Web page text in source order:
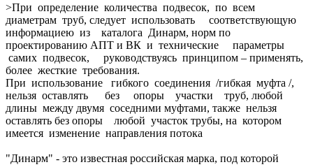
>При определение количества подвесок, по всем
диаметрам труб, следует использовать соответствующую
информациею из каталога Динарм, норм по
проектированию АПТ и ВК и технические параметры
самих подвесок, руководствуясь принципом – применять,
более жесткие требования.
При использование гибкого соединения /гибкая муфта /,
нельзя оставлять без опоры участки труб, любой
длины между двумя соседними муфтами, также нельзя
оставлять без опоры любой участок трубы, на котором
имеется изменение направления потока
"Динарм" - это известная российская марка, под которой